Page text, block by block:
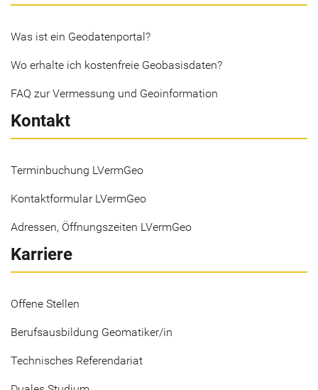
Was ist ein Geodatenportal?
Wo erhalte ich kostenfreie Geobasisdaten?
FAQ zur Vermessung und Geoinformation
Kontakt
Terminbuchung LVermGeo
Kontaktformular LVermGeo
Adressen, Öffnungszeiten LVermGeo
Karriere
Offene Stellen
Berufsausbildung Geomatiker/in
Technisches Referendariat